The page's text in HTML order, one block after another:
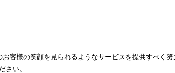
客様の笑顔を見られるようなサービスを提供すべく
さい。